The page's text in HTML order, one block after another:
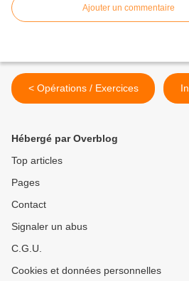
Ajouter un commentaire
< Opérations / Exercices
Hébergé par Overblog
Top articles
Pages
Contact
Signaler un abus
C.G.U.
Cookies et données personnelles